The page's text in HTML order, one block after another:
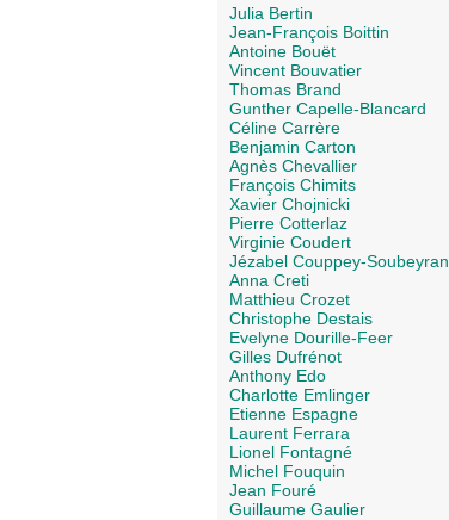
Julia Bertin
Jean-François Boittin
Antoine Bouët
Vincent Bouvatier
Thomas Brand
Gunther Capelle-Blancard
Céline Carrère
Benjamin Carton
Agnès Chevallier
François Chimits
Xavier Chojnicki
Pierre Cotterlaz
Virginie Coudert
Jézabel Couppey-Soubeyran
Anna Creti
Matthieu Crozet
Christophe Destais
Evelyne Dourille-Feer
Gilles Dufrénot
Anthony Edo
Charlotte Emlinger
Etienne Espagne
Laurent Ferrara
Lionel Fontagné
Michel Fouquin
Jean Fouré
Guillaume Gaulier